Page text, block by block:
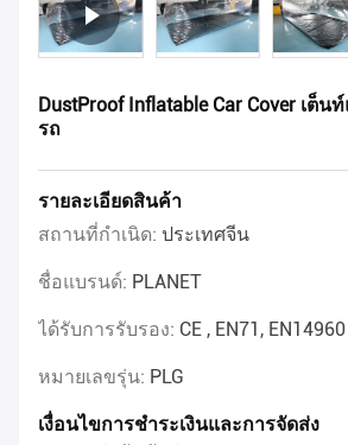
DustProof Inflatable Car Cover เต็
รถ
รายละเอียดสินค้า
สถานที่กำเนิด: ประเทศจีน
ชื่อแบรนด์: PLANET
ได้รับการรับรอง: CE , EN71, EN14960
หมายเลขรุ่น: PLG
เงื่อนไขการชำระเงินและการจัดส่ง